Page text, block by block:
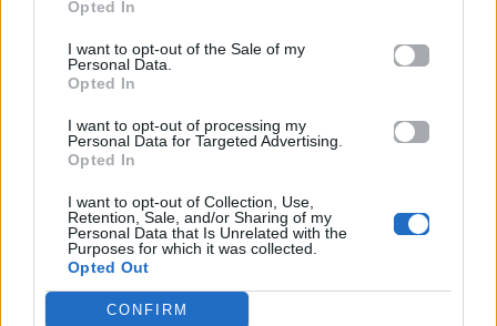
Opted In
I want to opt-out of the Sale of my
Personal Data.
Opted In
I want to opt-out of processing my
Personal Data for Targeted Advertising.
Opted In
I want to opt-out of Collection, Use,
Retention, Sale, and/or Sharing of my
Personal Data that Is Unrelated with the
Purposes for which it was collected.
Opted Out
CONFIRM
Δες επίσης
Μουσικά Νέα